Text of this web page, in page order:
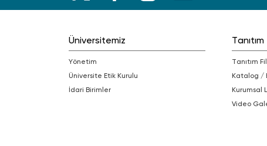
Üniversitemiz
Yönetim
Üniversite Etik Kurulu
İdari Birimler
Tanıtım
Tanıtım
Katalog /
Kurumsal
Video